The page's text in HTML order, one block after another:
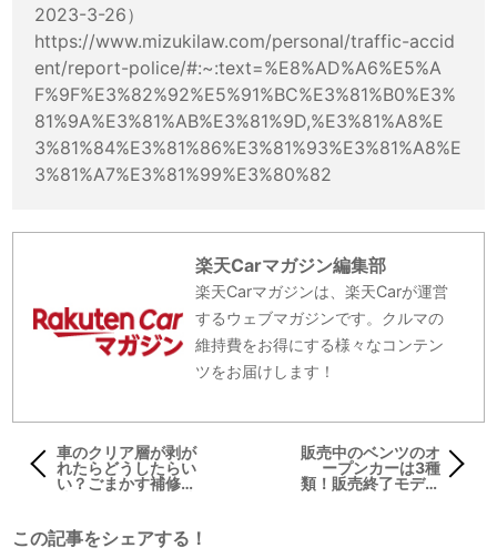
2023-3-26）
https://www.mizukilaw.com/personal/traffic-accid
ent/report-police/#:~:text=%E8%AD%A6%E5%A
F%9F%E3%82%92%E5%91%BC%E3%81%B0%E3%
81%9A%E3%81%AB%E3%81%9D,%E3%81%A8%E
3%81%84%E3%81%86%E3%81%93%E3%81%A8%E
3%81%A7%E3%81%99%E3%80%82
楽天Carマガジン編集部
楽天Carマガジンは、楽天Carが運営
するウェブマガジンです。クルマの
維持費をお得にする様々なコンテン
ツをお届けします！
車のクリア層が剥が
れたらどうしたらい
い？ごまかす補修方
販売中のベンツのオ
ープンカーは3種
類！販売終了モデル
この記事をシェアする！